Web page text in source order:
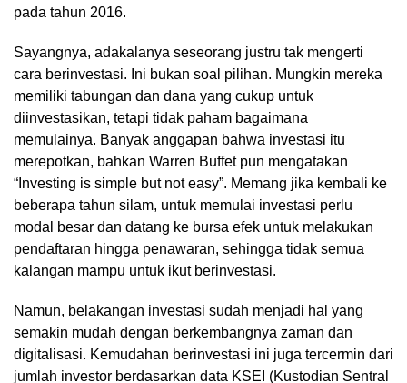
pada tahun 2016.
Sayangnya, adakalanya seseorang justru tak mengerti
cara berinvestasi. Ini bukan soal pilihan. Mungkin mereka
memiliki tabungan dan dana yang cukup untuk
diinvestasikan, tetapi tidak paham bagaimana
memulainya. Banyak anggapan bahwa investasi itu
merepotkan, bahkan Warren Buffet pun mengatakan
“Investing is simple but not easy”. Memang jika kembali ke
beberapa tahun silam, untuk memulai investasi perlu
modal besar dan datang ke bursa efek untuk melakukan
pendaftaran hingga penawaran, sehingga tidak semua
kalangan mampu untuk ikut berinvestasi.
Namun, belakangan investasi sudah menjadi hal yang
semakin mudah dengan berkembangnya zaman dan
digitalisasi. Kemudahan berinvestasi ini juga tercermin dari
jumlah investor berdasarkan data KSEI (Kustodian Sentral